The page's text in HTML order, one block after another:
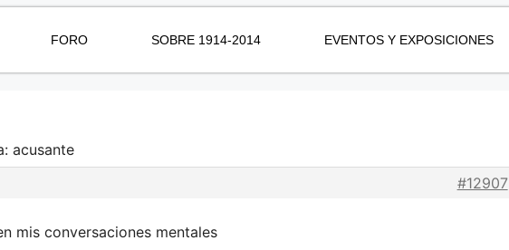
FORO SOBRE 1914-2014 EVENTOS Y EXPOSICIONES
acusante
#12907
mis conversaciones mentales